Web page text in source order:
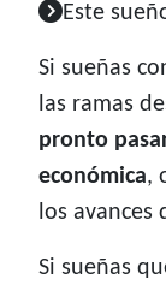
Este
Si sueñas
las ramas
pronto
económica,
los avances
Si sueñas